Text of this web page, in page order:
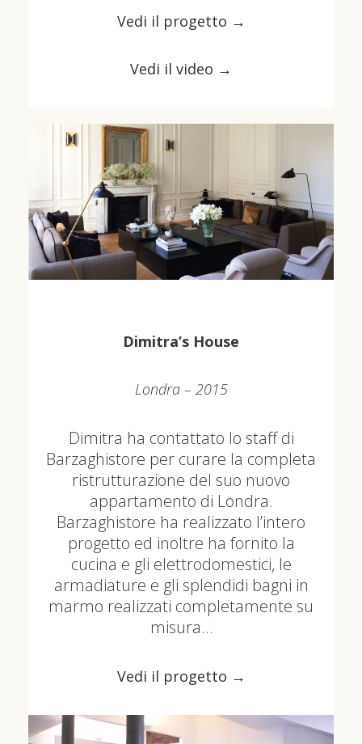
Vedi il progetto →
Vedi il video →
Dimitra’s House
Londra – 2015
Dimitra ha contattato lo staff di
Barzaghistore per curare la completa
ristrutturazione del suo nuovo
appartamento di Londra.
Barzaghistore ha realizzato l’intero
progetto ed inoltre ha fornito la
cucina e gli elettrodomestici, le
armadiature e gli splendidi bagni in
marmo realizzati completamente su
misura…
Vedi il progetto →